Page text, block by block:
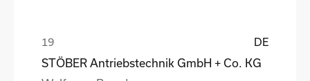
DE
STÖBER Antriebstechnik GmbH + Co. KG